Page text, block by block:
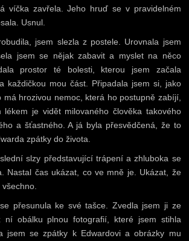
víčka zavřela. Jeho hruď se v pravidelném
Usnul.
jsem slezla z postele. Urovnala jsem
jsem se nějak zabavit a myslet na něco
prostor té bolesti, kterou jsem začala
každičkou mou část. Připadala jsem si, jako
má hrozivou nemoc, která ho postupně zabíjí,
lékem je vidět milovaného člověka takového
a šťastného. A já byla přesvědčená, že to
zpátky do života.
slzy představující trápení a zhluboka se
Nastal čas ukázat, co ve mně je. Ukázat, že
přesunula ke své tašce. Zvedla jsem ji ze
ní obálku plnou fotografií, které jsem stihla
jsem se zpátky k Edwardovi a obrázky mu